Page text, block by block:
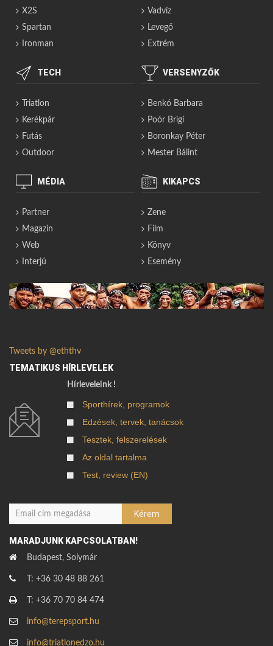
X2S
Spartan
Ironman
Vadvíz
Levegő
Extrém
TECH
Triatlon
Kerékpár
Futás
Outdoor
VERSENYZŐK
Benkó Barbara
Poór Brigi
Boronkay Péter
Mester Bálint
MÉDIA
Partner
Magazin
Web
Interjú
KIKAPCS
Zene
Film
Könyv
Esemény
Tweets by @eththv
TEMATIKUS HÍRLEVELEK
Hírleveleink !
Sporthírek, programok
Edzések, tervek, tanácsok
Tesztek, felszerelések
Az oldal tartalma
Test, review (EN)
MARADJUNK KAPCSOLATBAN!
Budapest, Solymár
T: +36 30 48 88 261
T: +36 70 70 84 474
info@terepsport.hu
info@triatlonedzo.hu